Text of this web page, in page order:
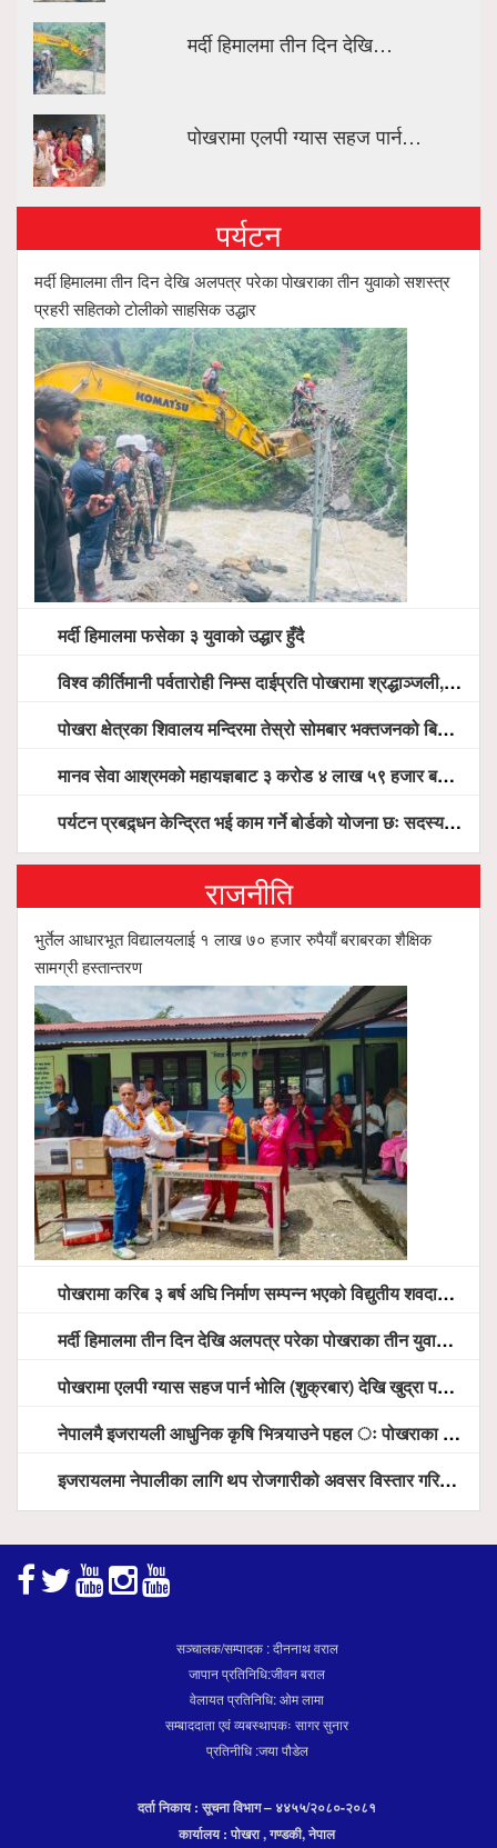
मर्दी हिमालमा तीन दिन देखि…
पोखरामा एलपी ग्यास सहज पार्न…
पर्यटन
मर्दी हिमालमा तीन दिन देखि अलपत्र परेका पोखराका तीन युवाको सशस्त्र
प्रहरी सहितको टोलीको साहसिक उद्धार
मर्दी हिमालमा फसेका ३ युवाको उद्धार हुँदै
विश्व कीर्तिमानी पर्वतारोही निम्स दाईप्रति पोखरामा श्रद्धाञ्जली, दीप प्रज्वलन गर्दै योगदानको प्रशंसा (भिडियो सहित)
पोखरा क्षेत्रका शिवालय मन्दिरमा तेस्रो सोमबार भक्तजनको बिहानैदेखि घुइँचो
मानव सेवा आश्रमको महायज्ञबाट ३ करोड ४ लाख ५९ हजार बचत, १ करोड ४४ लाख उठ्न बाँकी, विना संचार माध्यम तर प्रचार प्रसारमै भयो १९ लाख खर्च !
पर्यटन प्रबद्र्धन केन्द्रित भई काम गर्ने बोर्डको योजना छः सदस्य पोखरेल, चलिय पोखरालाई थप प्रभावकारी बनाउन होटल संघको माग
राजनीति
भुर्तेल आधारभूत विद्यालयलाई १ लाख ७० हजार रुपैयाँ बराबरका शैक्षिक
सामग्री हस्तान्तरण
पोखरामा करिब ३ बर्ष अघि निर्माण सम्पन्न भएको विद्युतीय शवदाह गृह अझै संचालनमा आउन सकेन, तत्काल संचालन गर्न स्थानियको माग
मर्दी हिमालमा तीन दिन देखि अलपत्र परेका पोखराका तीन युवाको सशस्त्र प्रहरी सहितको टोलीको साहसिक उद्धार
पोखरामा एलपी ग्यास सहज पार्न भोलि (शुक्रबार) देखि खुद्रा पसलबाटै बिक्रि वितरण हुने, स्टोर नगर्न आग्रह
नेपालमै इजरायली आधुनिक कृषि भित्र्याउने पहल ः पोखराका मेयर धनराज आचार्य र इजरायली राजदूतबीच सहकार्य विस्तारको संकेत
इजरायलमा नेपालीका लागि थप रोजगारीको अवसर विस्तार गरिने ः राजदूत बास
सञ्चालक/सम्पादक : दीननाथ वराल
जापान प्रतिनिधि:जीवन बराल
वेलायत प्रतिनिधि: ओम लामा
सम्बाददाता एवं व्यबस्थापकः सागर सुनार
प्रतिनीधि :जया पौडेल
दर्ता निकाय : सूचना विभाग – ४४५५/२०८०-२०८१
कार्यालय : पोखरा , गण्डकी, नेपाल